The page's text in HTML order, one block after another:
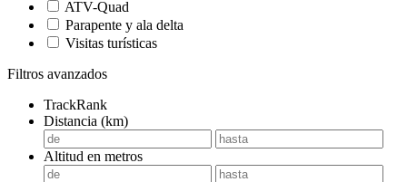
ATV-Quad
Parapente y ala delta
Visitas turísticas
Filtros avanzados
TrackRank
Distancia (km)
Altitud en metros